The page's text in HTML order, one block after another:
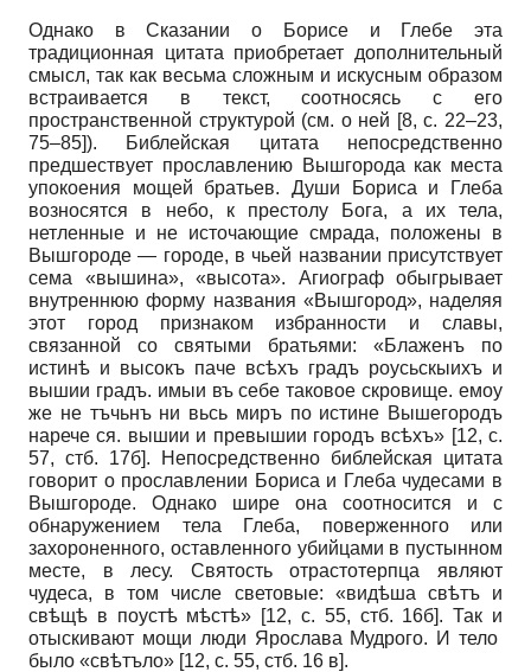
Однако в Сказании о Борисе и Глебе эта
традиционная цитата приобретает дополнительный
смысл, так как весьма сложным и искусным образом
встраивается в текст, соотносясь с его
пространственной структурой (см. о ней [8, c. 22–23,
75–85]). Библейская цитата непосредственно
предшествует прославлению Вышгорода как места
упокоения мощей братьев. Души Бориса и Глеба
возносятся в небо, к престолу Бога, а их тела,
нетленные и не источающие смрада, положены в
Вышгороде — городе, в чьей названии присутствует
сема «вышина», «высота». Агиограф обыгрывает
внутреннюю форму названия «Вышгород», наделяя
этот город признаком избранности и славы,
связанной со святыми братьями: «Блаженъ по
истинѣ и высокъ паче всѣхъ градъ роусьскыихъ и
вышии градъ. имыи въ себе таковое скровище. емоу
же не тъчьнъ ни вьсь миръ по истине Вышегородъ
нарече ся. вышии и превышии городъ всѣхъ» [12, c.
57, стб. 17б]. Непосредственно библейская цитата
говорит о прославлении Бориса и Глеба чудесами в
Вышгороде. Однако шире она соотносится и с
обнаружением тела Глеба, поверженного или
захороненного, оставленного убийцами в пустынном
месте, в лесу. Святость отрастотерпца являют
чудеса, в том числе световые: «видѣша свѣтъ и
свѣщѣ в поустѣ мѣстѣ» [12, c. 55, стб. 16б]. Так и
отыскивают мощи люди Ярослава Мудрого. И тело
было «свѣтъло» [12, с. 55, стб. 16 в].